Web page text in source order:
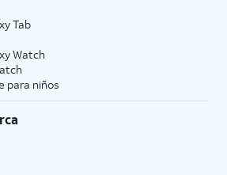
Tab
Watch
para niños